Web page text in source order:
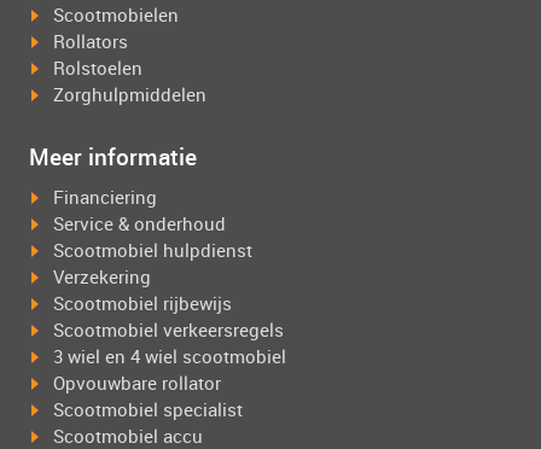
Scootmobielen
Rollators
Rolstoelen
Zorghulpmiddelen
Meer informatie
Financiering
Service & onderhoud
Scootmobiel hulpdienst
Verzekering
Scootmobiel rijbewijs
Scootmobiel verkeersregels
3 wiel en 4 wiel scootmobiel
Opvouwbare rollator
Scootmobiel specialist
Scootmobiel accu